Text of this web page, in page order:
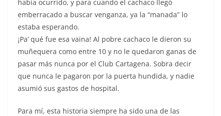
había ocurrido, y para cuando el cachaco llegó
emberracado a buscar venganza, ya la “manada” lo
estaba esperando.
¡Pa’ qué fue esa vaina! Al pobre cachaco le dieron su
muñequera como entre 10 y no le quedaron ganas de
pasar más nunca por el Club Cartagena. Sobra decir
que nunca le pagaron por la puerta hundida, y nadie
asumió sus gastos de hospital.
Para mí, esta historia siempre ha sido una de las